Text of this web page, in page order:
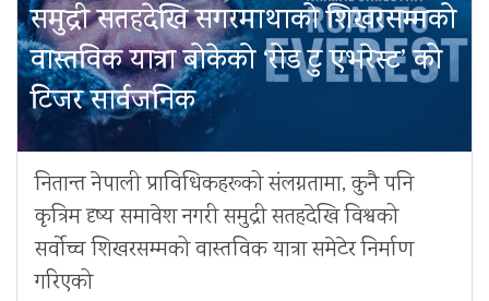
समुद्री सतहदेखि सगरमाथाको शिखरसम्मको
वास्तविक यात्रा बोकेको ‘रोड टु एभरेस्ट’ को
टिजर सार्वजनिक
नितान्त नेपाली प्राविधिकहरूको संलग्नतामा, कुनै पनि
कृत्रिम दृष्य समावेश नगरी समुद्री सतहदेखि विश्वको
सर्वोच्च शिखरसम्मको वास्तविक यात्रा समेटेर निर्माण
गरिएको